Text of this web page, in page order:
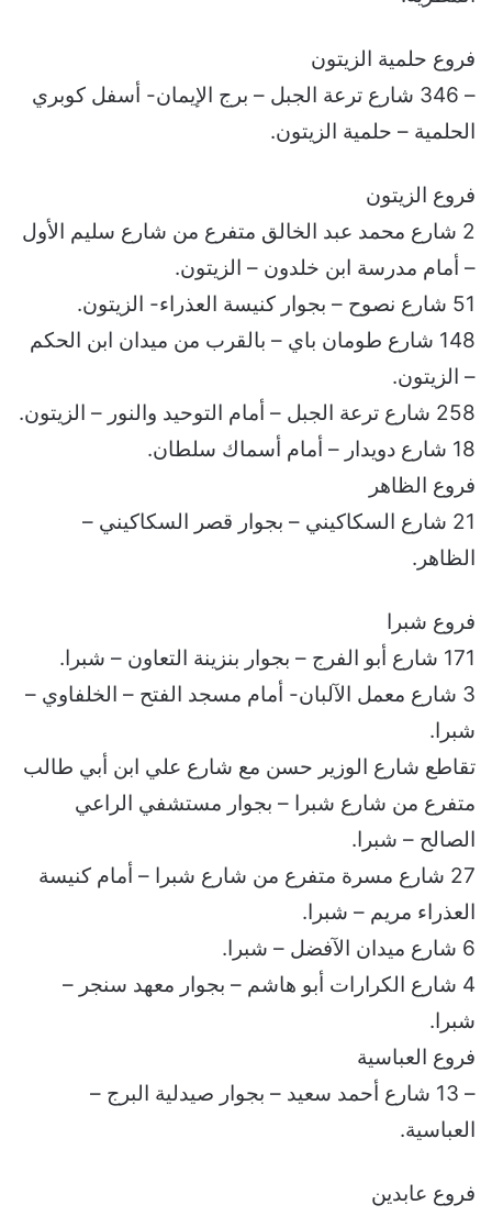
فروع حلمية الزيتون
– 346 شارع ترعة الجبل – برج الإيمان- أسفل كوبري
الحلمية – حلمية الزيتون.
فروع الزيتون
2 شارع محمد عبد الخالق متفرع من شارع سليم الأول
– أمام مدرسة ابن خلدون – الزيتون.
51 شارع نصوح – بجوار كنيسة العذراء- الزيتون.
148 شارع طومان باي – بالقرب من ميدان ابن الحكم
– الزيتون.
258 شارع ترعة الجبل – أمام التوحيد والنور – الزيتون.
18 شارع دويدار – أمام أسماك سلطان.
فروع الظاهر
21 شارع السكاكيني – بجوار قصر السكاكيني –
الظاهر.
فروع شبرا
171 شارع أبو الفرج – بجوار بنزينة التعاون – شبرا.
3 شارع معمل الآلبان- أمام مسجد الفتح – الخلفاوي –
شبرا.
تقاطع شارع الوزير حسن مع شارع علي ابن أبي طالب
متفرع من شارع شبرا – بجوار مستشفي الراعي
الصالح – شبرا.
27 شارع مسرة متفرع من شارع شبرا – أمام كنيسة
العذراء مريم – شبرا.
6 شارع ميدان الآفضل – شبرا.
4 شارع الكرارات أبو هاشم – بجوار معهد سنجر –
شبرا.
فروع العباسية
– 13 شارع أحمد سعيد – بجوار صيدلية البرج –
العباسية.
فروع عابدين